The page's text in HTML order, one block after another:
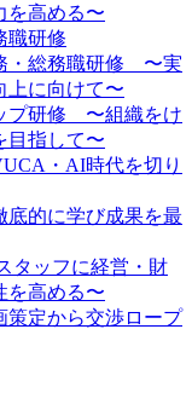
を高める〜
職研修
・総務職研修 〜実
上に向けて〜
プ研修 〜組織をけ
目指して〜
・AI時代を切り
的に学び成果を最
タッフに経営・財
を高める〜
定から交渉ロープ